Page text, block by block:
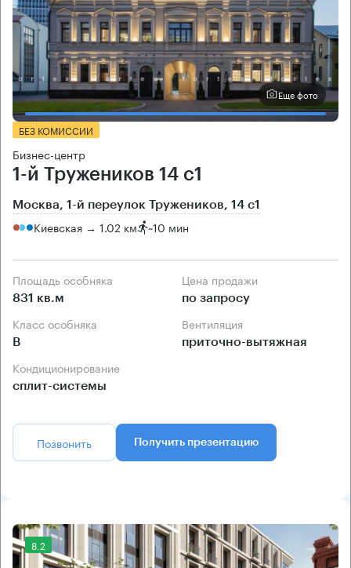
Еще фото
БЕЗ КОМИССИИ
Бизнес-центр
1-й Тружеников 14 с1
Москва, 1-й переулок Тружеников, 14 с1
Киевская → 1.02 км ~10 мин
Площадь особняка
831 кв.м
Цена продажи
по запросу
Класс особняка
B
Вентиляция
приточно-вытяжная
Кондиционирование
сплит-системы
Позвонить Получить презентацию
8.2